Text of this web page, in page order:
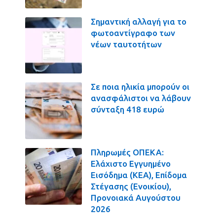
Σημαντική αλλαγή για το
φωτοαντίγραφο των
νέων ταυτοτήτων
Σε ποια ηλικία μπορούν οι
ανασφάλιστοι να λάβουν
σύνταξη 418 ευρώ
Πληρωμές ΟΠΕΚΑ:
Ελάχιστο Εγγυημένο
Εισόδημα (ΚΕΑ), Επίδομα
Στέγασης (Ενοικίου),
Προνοιακά Αυγούστου
2026